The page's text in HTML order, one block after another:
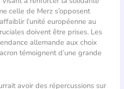
celle de Merz s’opposent
l’unité européenne au
doivent être prises. Les
allemande aux choix
témoignent d’une grande
avoir des répercussions sur